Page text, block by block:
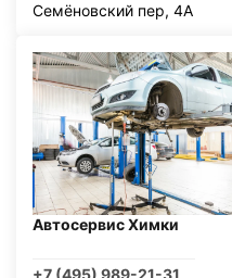
Семёновский пер, 4А
Автосервис Химки
+7 (495) 989-21-31